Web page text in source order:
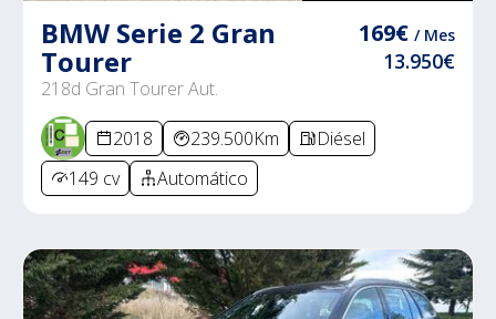
BMW Serie 2 Gran
Tourer
218d Gran Tourer Aut.
169€ / Mes
13.950€
2018 239.500Km
Diésel
149 cv
Automático